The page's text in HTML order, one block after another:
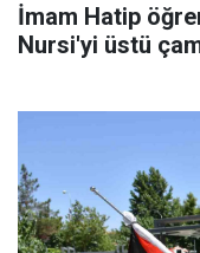
İmam Hatip
Nursi'yi üstü